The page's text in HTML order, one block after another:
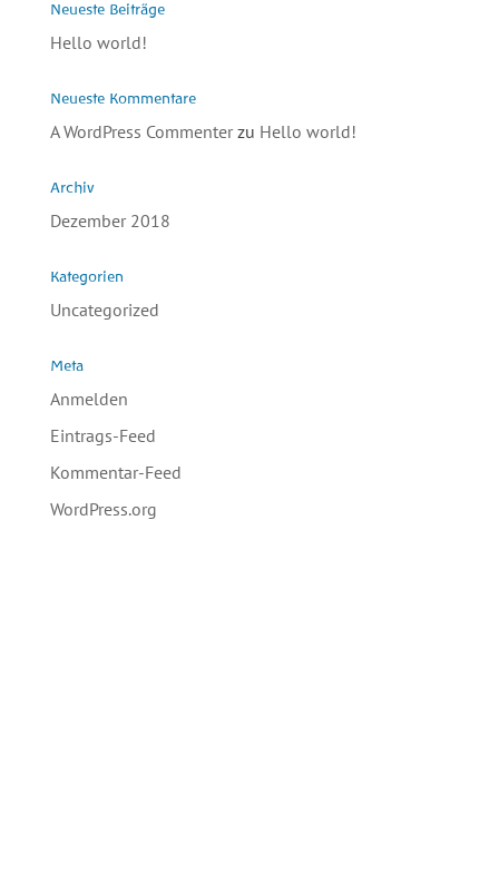
Neueste Beiträge
Hello world!
Neueste Kommentare
A WordPress Commenterzu Hello world!
Archiv
Dezember 2018
Kategorien
Uncategorized
Meta
Anmelden
Eintrags-Feed
Kommentar-Feed
WordPress.org